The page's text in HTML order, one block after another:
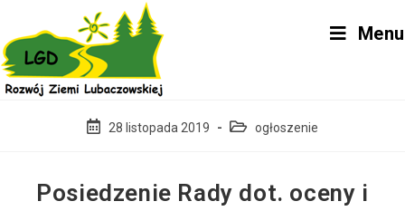
content
Menu
Post28 listopada 2019
Post ogłoszenie
Posiedzenie Rady dot. oceny i